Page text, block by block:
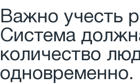
Важно учесть
Система
количество